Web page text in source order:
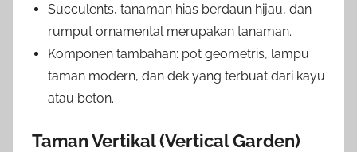
Succulents, tanaman hias berdaun hijau, dan
rumput ornamental merupakan tanaman.
Komponen tambahan: pot geometris, lampu
taman modern, dan dek yang terbuat dari kayu
atau beton.
Taman Vertikal (Vertical Garden)